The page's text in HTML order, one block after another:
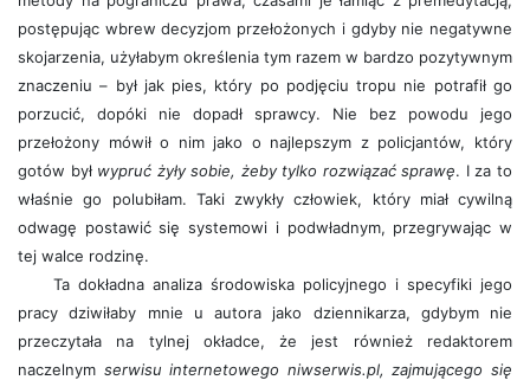
postępując wbrew decyzjom przełożonych i gdyby nie negatywne
skojarzenia, użyłabym określenia tym razem w bardzo pozytywnym
znaczeniu – był jak pies, który po podjęciu tropu nie potrafił go
porzucić, dopóki nie dopadł sprawcy. Nie bez powodu jego
przełożony mówił o nim jako o najlepszym z policjantów, który
gotów był wypruć żyły sobie, żeby tylko rozwiązać sprawę. I za to
właśnie go polubiłam. Taki zwykły człowiek, który miał cywilną
odwagę postawić się systemowi i podwładnym, przegrywając w
tej walce rodzinę.
Ta dokładna analiza środowiska policyjnego i specyfiki jego
pracy dziwiłaby mnie u autora jako dziennikarza, gdybym nie
przeczytała na tylnej okładce, że jest również redaktorem
naczelnym serwisu internetowego niwserwis.pl, zajmującego się